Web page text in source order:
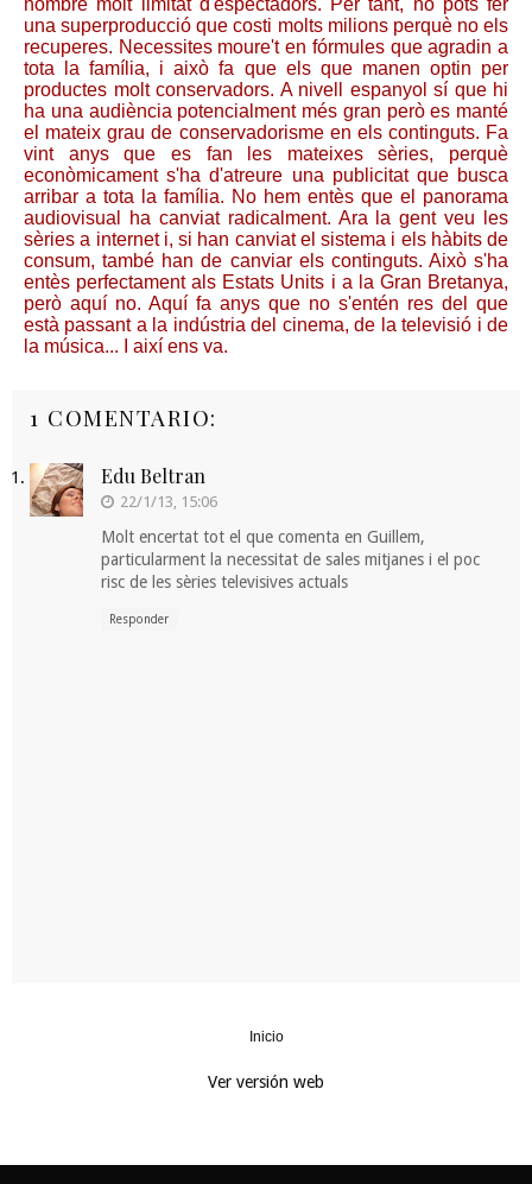
nombre molt limitat d'espectadors. Per tant, no pots fer
una superproducció que costi molts milions perquè no els
recuperes. Necessites moure't en fórmules que agradin a
tota la família, i això fa que els que manen optin per
productes molt conservadors. A nivell espanyol sí que hi
ha una audiència potencialment més gran però es manté
el mateix grau de conservadorisme en els continguts. Fa
vint anys que es fan les mateixes sèries, perquè
econòmicament s'ha d'atreure una publicitat que busca
arribar a tota la família. No hem entès que el panorama
audiovisual ha canviat radicalment. Ara la gent veu les
sèries a internet i, si han canviat el sistema i els hàbits de
consum, també han de canviar els continguts. Això s'ha
entès perfectament als Estats Units i a la Gran Bretanya,
però aquí no. Aquí fa anys que no s'entén res del que
està passant a la indústria del cinema, de la televisió i de
la música... I així ens va.
1 COMENTARIO:
Edu Beltran
22/1/13, 15:06
Molt encertat tot el que comenta en Guillem,
particularment la necessitat de sales mitjanes i el poc
risc de les sèries televisives actuals
Responder
Inicio
Ver versión web